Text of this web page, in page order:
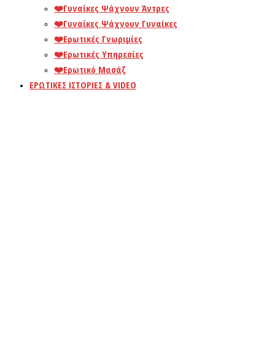
❤️️Γυναίκες Ψάχνουν Άντρες
❤️️Γυναίκες Ψάχνουν Γυναίκες
❤️️Ερωτικές Γνωριμίες
❤️️Ερωτικές Υπηρεσίες
❤️️Ερωτικό Μασάζ
ΕΡΩΤΙΚΕΣ ΙΣΤΟΡΙΕΣ & VIDEO